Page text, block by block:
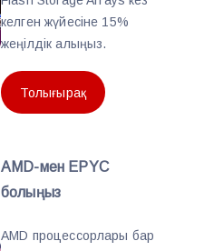
келген жүйесіне 15%
жеңілдік алыңыз.
Толығырақ
AMD-мен EPYC
болыңыз
AMD процессорлары бар